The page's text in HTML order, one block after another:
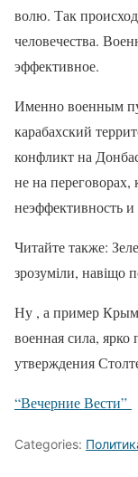
волю. Так
человечества.
эффективное.
Именно военным
карабахский
конфликт на
не на
неэффективность и
Читайте также:
зрозуміли, навіщо
Ну , а пример
военная сила, ярко
утверждения
“Вечерние Вести”
Categories: